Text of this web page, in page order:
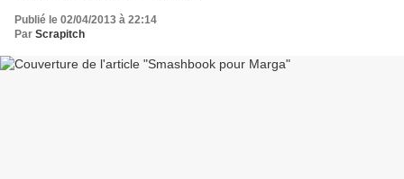
Publié le 02/04/2013 à 22:14
Par Scrapitch